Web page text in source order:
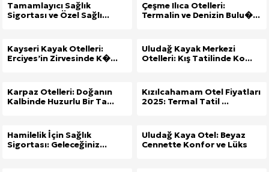
Tamamlayıcı Sağlık
Sigortası ve Özel Sağlı...
Çeşme Ilıca Otelleri:
Termalin ve Denizin Bulu�...
Kayseri Kayak Otelleri:
Erciyes’in Zirvesinde K�...
Uludağ Kayak Merkezi
Otelleri: Kış Tatilinde Ko...
Karpaz Otelleri: Doğanın
Kalbinde Huzurlu Bir Ta...
Kızılcahamam Otel Fiyatları
2025: Termal Tatil ...
Hamilelik İçin Sağlık
Sigortası: Geleceğiniz...
Uludağ Kaya Otel: Beyaz
Cennette Konfor ve Lüks